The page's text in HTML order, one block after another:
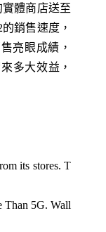
體商店送至
銷售速度，
亮眼成績，
多大效益，
its stores. T
Than 5G. Wall